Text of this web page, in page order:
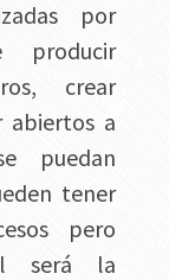
por
producir
crear
abiertos a
puedan
tener
pero
será la